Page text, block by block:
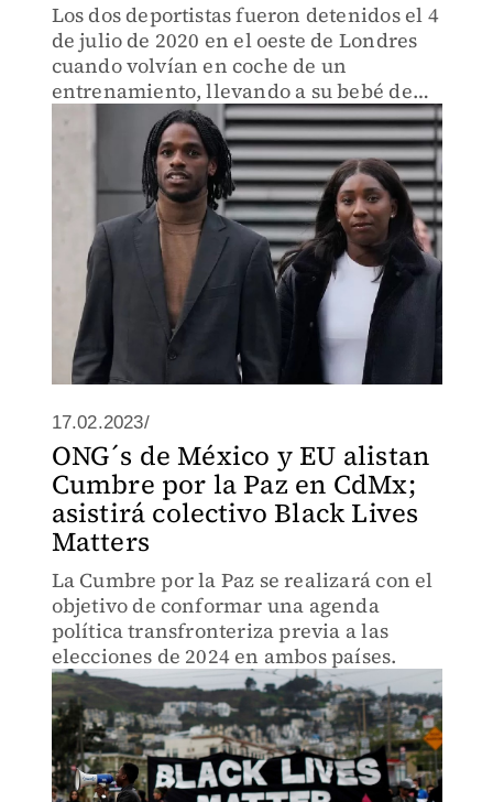
Los dos deportistas fueron detenidos el 4
de julio de 2020 en el oeste de Londres
cuando volvían en coche de un
entrenamiento, llevando a su bebé de
tres meses. Fueron esposados y
cacheados por la policía, que no
encontró luego nada sospechoso.
17.02.2023/
ONG´s de México y EU alistan
Cumbre por la Paz en CdMx;
asistirá colectivo Black Lives
Matters
La Cumbre por la Paz se realizará con el
objetivo de conformar una agenda
política transfronteriza previa a las
elecciones de 2024 en ambos países.